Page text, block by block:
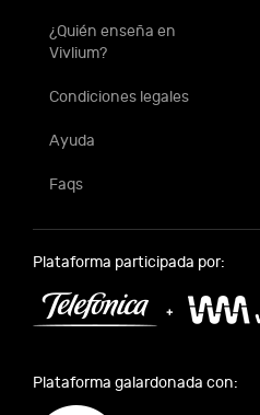
¿Quién enseña en
Vivlium?
Condiciones legales
Ayuda
Faqs
Plataforma participada por:
Plataforma galardonada con: